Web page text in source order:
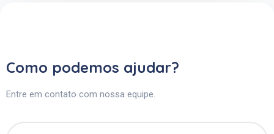
Como podemos ajudar?
Entre em contato com nossa equipe.